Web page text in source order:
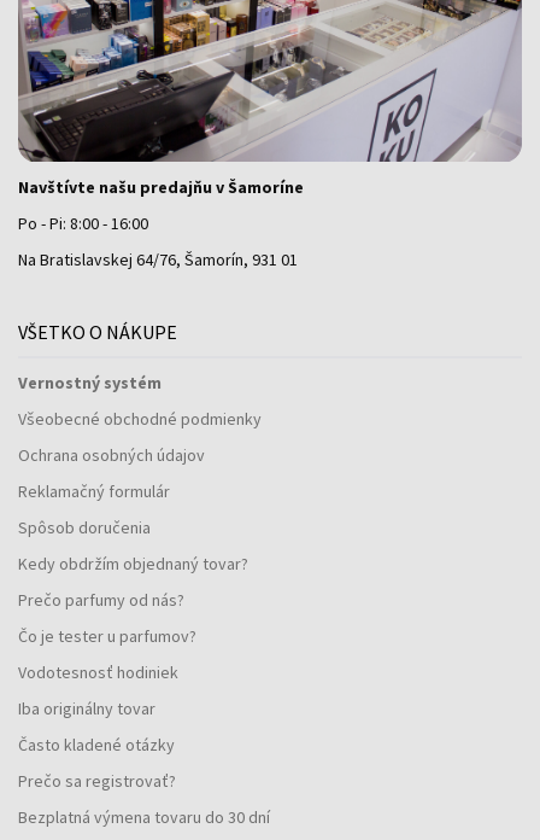
Navštívte našu predajňu v Šamoríne
Po - Pi: 8:00 - 16:00
Na Bratislavskej 64/76, Šamorín, 931 01
VŠETKO O NÁKUPE
Vernostný systém
Všeobecné obchodné podmienky
Ochrana osobných údajov
Reklamačný formulár
Spôsob doručenia
Kedy obdržím objednaný tovar?
Prečo parfumy od nás?
Čo je tester u parfumov?
Vodotesnosť hodiniek
Iba originálny tovar
Často kladené otázky
Prečo sa registrovať?
Bezplatná výmena tovaru do 30 dní